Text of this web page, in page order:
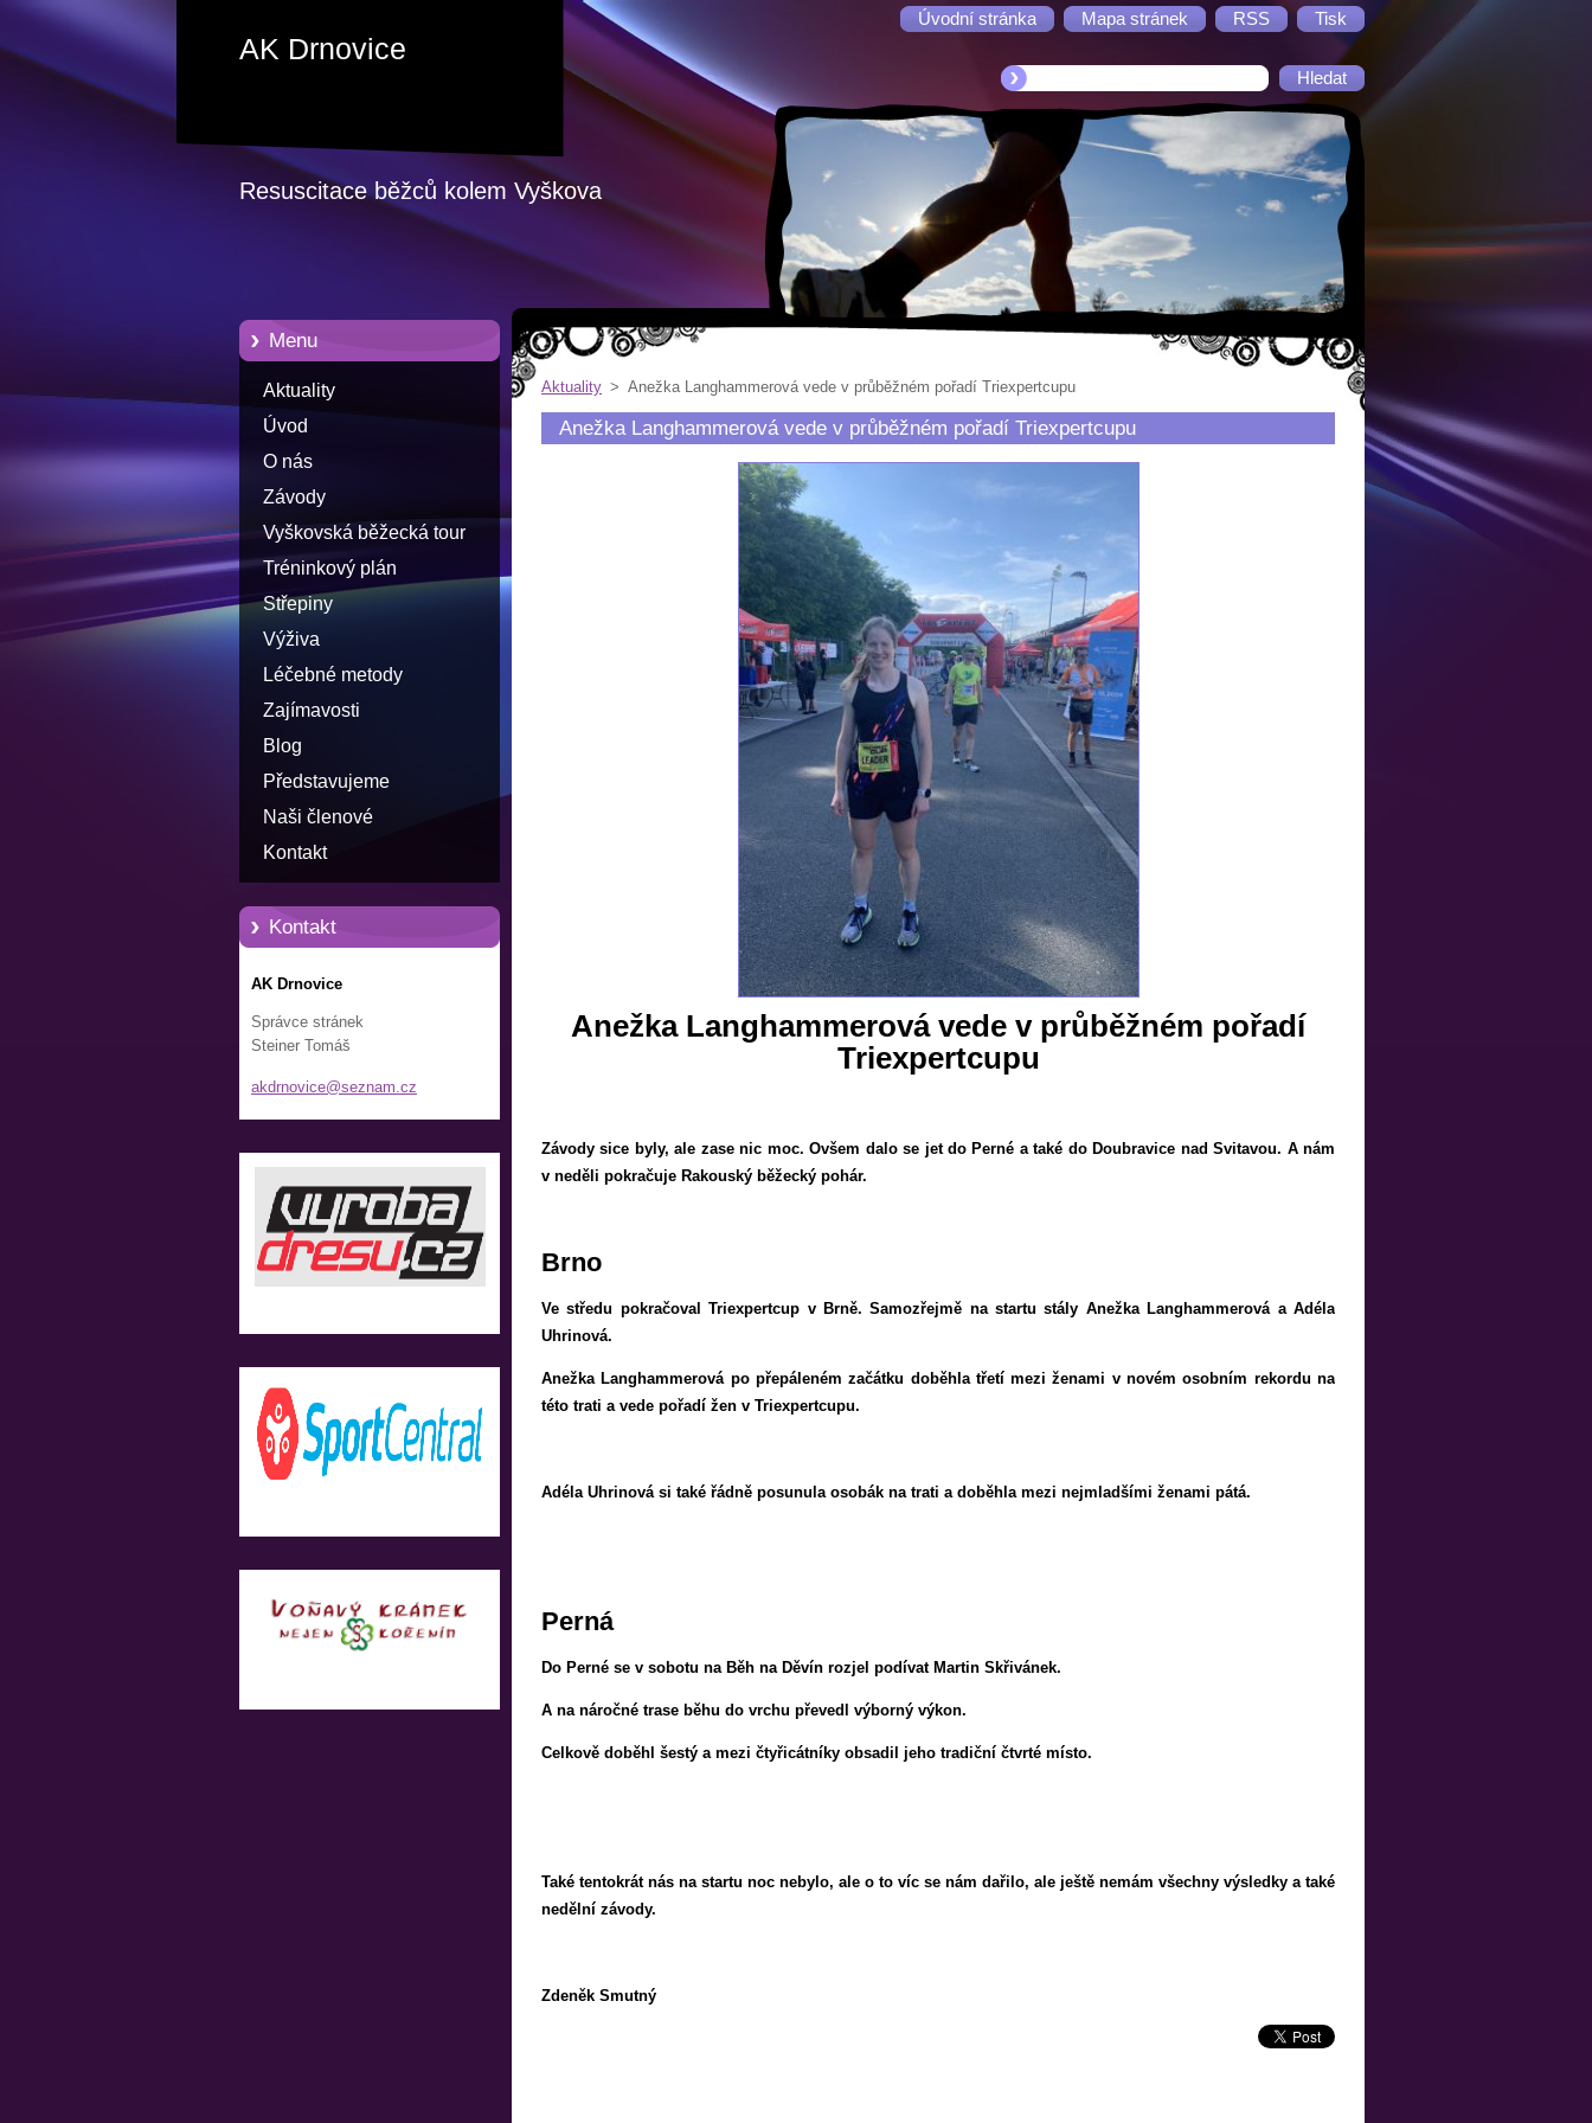
Úvodní stránka Mapa stránek RSS Tisk
AK Drnovice
Resuscitace běžců kolem Vyškova
Menu
Aktuality
Úvod
O nás
Závody
Vyškovská běžecká tour
Tréninkový plán
Střepiny
Výživa
Léčebné metody
Zajímavosti
Blog
Představujeme
Naši členové
Kontakt
Kontakt
AK Drnovice
Správce stránek
Steiner Tomáš
akdrnovice@seznam.cz
Aktuality > Anežka Langhammerová vede v průběžném pořadí Triexpertcupu
Anežka Langhammerová vede v průběžném pořadí Triexpertcupu
Anežka Langhammerová vede v průběžném pořadí
Triexpertcupu
Závody sice byly, ale zase nic moc. Ovšem dalo se jet do Perné a také do Doubravice nad Svitavou. A nám
v neděli pokračuje Rakouský běžecký pohár.
Brno
Ve středu pokračoval Triexpertcup v Brně. Samozřejmě na startu stály Anežka Langhammerová a Adéla
Uhrinová.
Anežka Langhammerová po přepáleném začátku doběhla třetí mezi ženami v novém osobním rekordu na
této trati a vede pořadí žen v Triexpertcupu.
Adéla Uhrinová si také řádně posunula osobák na trati a doběhla mezi nejmladšími ženami pátá.
Perná
Do Perné se v sobotu na Běh na Děvín rozjel podívat Martin Skřivánek.
A na náročné trase běhu do vrchu převedl výborný výkon.
Celkově doběhl šestý a mezi čtyřicátníky obsadil jeho tradiční čtvrté místo.
Také tentokrát nás na startu noc nebylo, ale o to víc se nám dařilo, ale ještě nemám všechny výsledky a také
nedělní závody.
Zdeněk Smutný